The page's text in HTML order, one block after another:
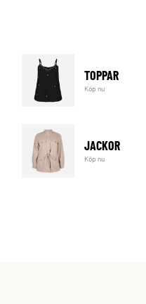
TOPPAR
Köp nu
JACKOR
Köp nu